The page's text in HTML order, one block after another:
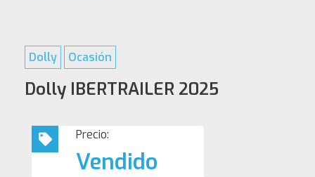
Dolly Ocasión
Dolly IBERTRAILER 2025
Precio:
Vendido